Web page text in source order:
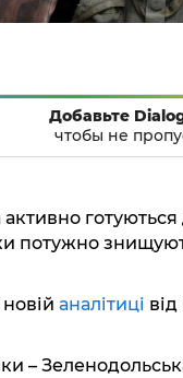
Добавьте
чтобы не
активно
потужно
аналітиці
–